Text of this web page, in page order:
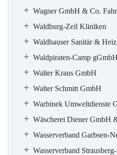
Wagner GmbH & Co.
Waldburg-Zeil Kliniken
Waldhauser Sanitär &
Waldpiraten-Camp gGmbH
Walter Kraus GmbH
Walter Schmitt GmbH
Warbinek Umweltdienste
Wäscherei Diener GmbH
Wasserverband Garbsen-
Wasserverband